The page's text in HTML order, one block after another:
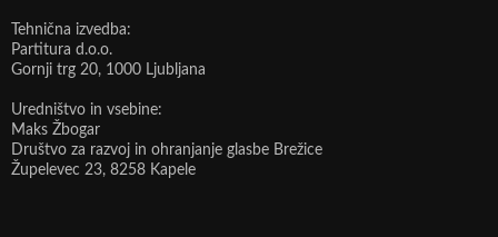
Tehnična izvedba:
Partitura d.o.o.
Gornji trg 20, 1000 Ljubljana
Uredništvo in vsebine:
Maks Žbogar
Društvo za razvoj in ohranjanje glasbe Brežice
Župelevec 23, 8258 Kapele